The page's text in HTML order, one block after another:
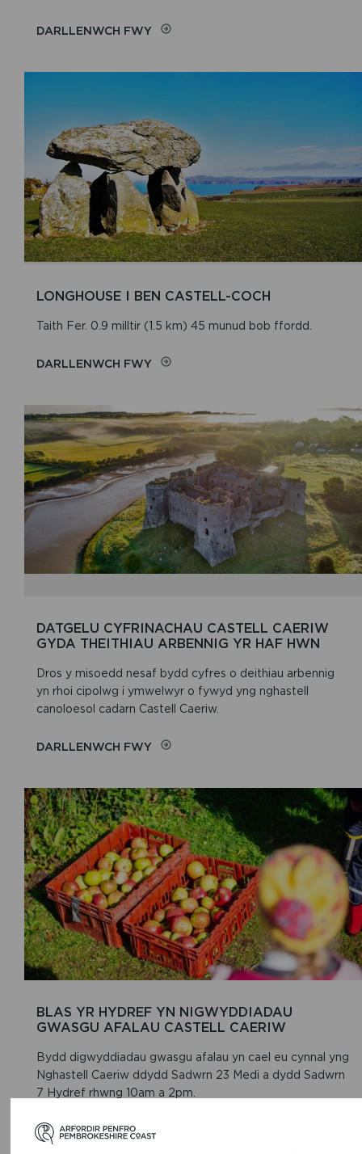
DARLLENWCH FWY
LONGHOUSE I BEN CASTELL-COCH
Taith Fer. 0.9 milltir (1.5 km) 45 munud bob ffordd.
DARLLENWCH FWY
DATGELU CYFRINACHAU CASTELL CAERIW
GYDA THEITHIAU ARBENNIG YR HAF HWN
Dros y misoedd nesaf bydd cyfres o deithiau arbennig
yn rhoi cipolwg i ymwelwyr o fywyd yng nghastell
canoloesol cadarn Castell Caeriw.
DARLLENWCH FWY
BLAS YR HYDREF YN NIGWYDDIADAU
GWASGU AFALAU CASTELL CAERIW
Bydd digwyddiadau gwasgu afalau yn cael eu cynnal yng
Nghastell Caeriw ddydd Sadwrn 23 Medi a dydd Sadwrn
7 Hydref rhwng 10am a 2pm.
DARLLENWCH FWY